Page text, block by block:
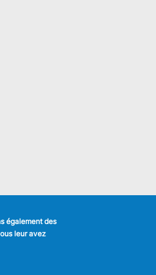
également des
leur avez